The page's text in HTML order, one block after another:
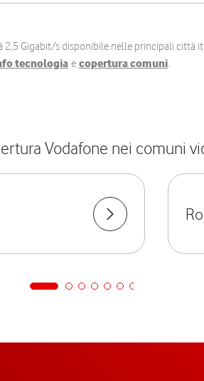
2,5 Gigabit/s disponibile nelle principali città
tecnologia e copertura comuni.
Vodafone nei comuni